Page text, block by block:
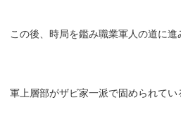
この後、時局を鑑み職業軍人の道に進
軍上層部がザビ家一派で固められてい